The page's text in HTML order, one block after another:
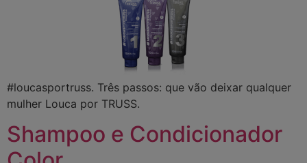
#loucasportruss. Três passos: que vão deixar qualquer
mulher Louca por TRUSS.
Shampoo e Condicionador